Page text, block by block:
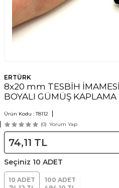
ERTÜRK
8x20 mm TESBİH
BOYALI GÜMÜŞ KAPLAMA
Ürün Kodu :T8112
(0) Yorum Yap
74,11 TL
Seçiniz 10 ADET
10 ADET
100 ADET